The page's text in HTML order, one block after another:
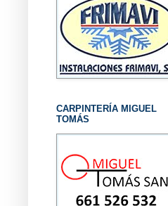
CARPINTERÍA MIGUEL
TOMÁS